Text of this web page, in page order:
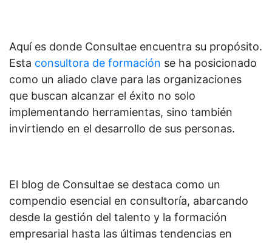
Aquí es donde Consultae encuentra su propósito.
Esta consultora de formación se ha posicionado
como un aliado clave para las organizaciones
que buscan alcanzar el éxito no solo
implementando herramientas, sino también
invirtiendo en el desarrollo de sus personas.
El blog de Consultae se destaca como un
compendio esencial en consultoría, abarcando
desde la gestión del talento y la formación
empresarial hasta las últimas tendencias en